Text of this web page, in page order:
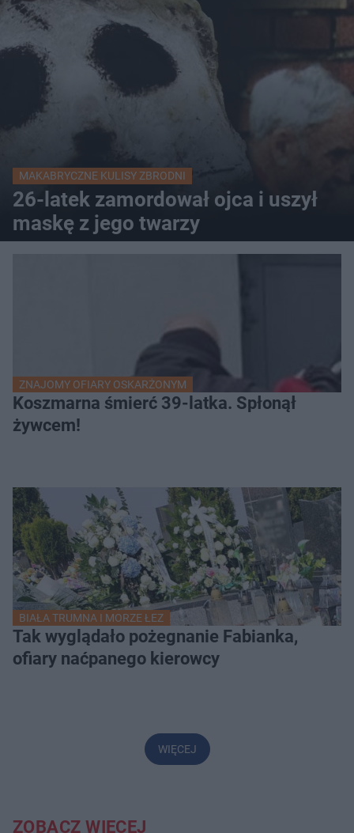
MAKABRYCZNE KULISY ZBRODNI
26-latek zamordował ojca i uszył
maskę z jego twarzy
ZNAJOMY OFIARY OSKARŻONYM
Koszmarna śmierć 39-latka. Spłonął
żywcem!
BIAŁA TRUMNA I MORZE ŁEZ
Tak wyglądało pożegnanie Fabianka,
ofiary naćpanego kierowcy
WIĘCEJ
ZOBACZ WIĘCEJ